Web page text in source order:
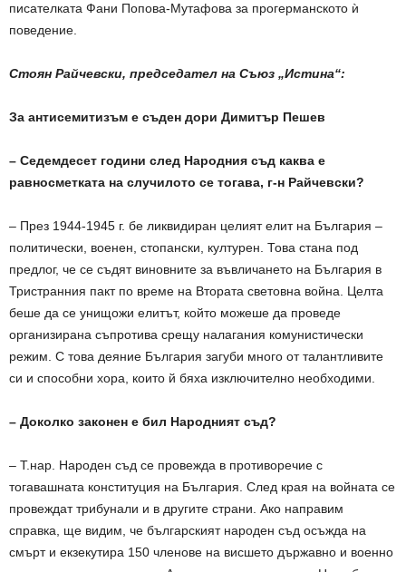
писателката Фани Попова-Мутафова за прогерманското ѝ
поведение.
Стоян Райчевски, председател на Съюз „Истина“:
За антисемитизъм е съден дори Димитър Пешев
– Седемдесет години след Народния съд каква е
равносметката на случилото се тогава, г-н Райчевски?
– През 1944-1945 г. бе ликвидиран целият елит на България –
политически, военен, стопански, културен. Това стана под
предлог, че се съдят виновните за въвличането на България в
Тристранния пакт по време на Втората световна война. Целта
беше да се унищожи елитът, който можеше да проведе
организирана съпротива срещу налагания комунистически
режим. С това деяние България загуби много от талантливите
си и способни хора, които й бяха изключително необходими.
– Доколко законен е бил Народният съд?
– Т.нар. Народен съд се провежда в противоречие с
тогавашната конституция на България. След края на войната се
провеждат трибунали и в другите страни. Ако направим
справка, ще видим, че българският народен съд осъжда на
смърт и екзекутира 150 членове на висшето държавно и военно